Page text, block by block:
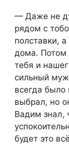
— Даже не
рядом с
полставки,
дома. Потом
тебя и
сильный
всегда
выбрал, но
Вадим знал,
будет это